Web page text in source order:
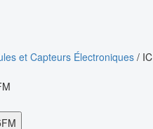
et Capteurs Électroniques / IC